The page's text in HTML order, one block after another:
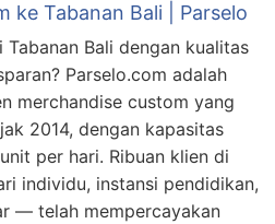
ke Tabanan Bali | Parselo
Bali dengan kualitas
Parselo.com adalah
merchandise custom yang
2014, dengan kapasitas
per hari. Ribuan klien di
individu, instansi pendidikan,
— telah mempercayakan